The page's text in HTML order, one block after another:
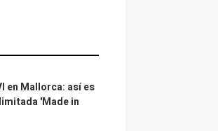
en Mallorca: así es
'Made in